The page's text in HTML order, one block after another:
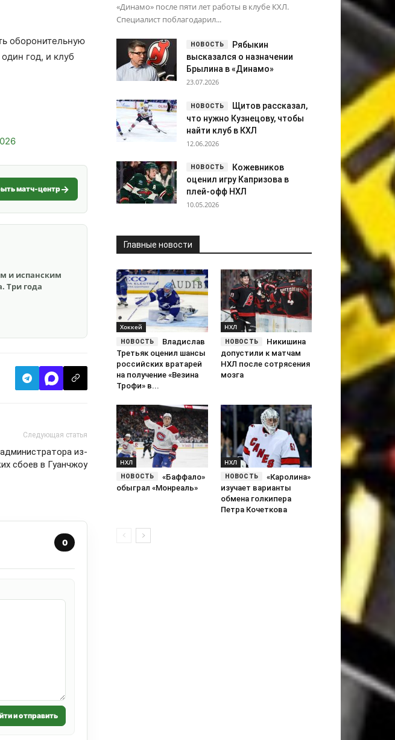
оборонительную
год, и клуб
матч-центр
и испанским
Три года
Следующая статья
из-
сбоев в Гуанчжоу
0
и отправить
«Динамо» после пяти лет работы в клубе КХЛ.
Специалист поблагодарил...
Рябыкин
высказался о назначении
Брылина в «Динамо»
23.07.2026
Щитов рассказал,
что нужно Кузнецову, чтобы
найти клуб в КХЛ
12.06.2026
Кожевников
оценил игру Капризова в
плей-офф НХЛ
10.05.2026
Главные новости
Хоккей
Владислав
Третьяк оценил шансы
российских вратарей
на получение «Везина
Трофи» в...
НХЛ
Никишина
допустили к матчам
НХЛ после сотрясения
мозга
НХЛ
«Баффало»
обыграл «Монреаль»
НХЛ
«Каролина»
изучает варианты
обмена голкипера
Петра Кочеткова